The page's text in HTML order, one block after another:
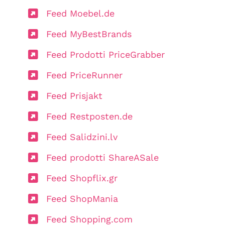
Feed Moebel.de
Feed MyBestBrands
Feed Prodotti PriceGrabber
Feed PriceRunner
Feed Prisjakt
Feed Restposten.de
Feed Salidzini.lv
Feed prodotti ShareASale
Feed Shopflix.gr
Feed ShopMania
Feed Shopping.com